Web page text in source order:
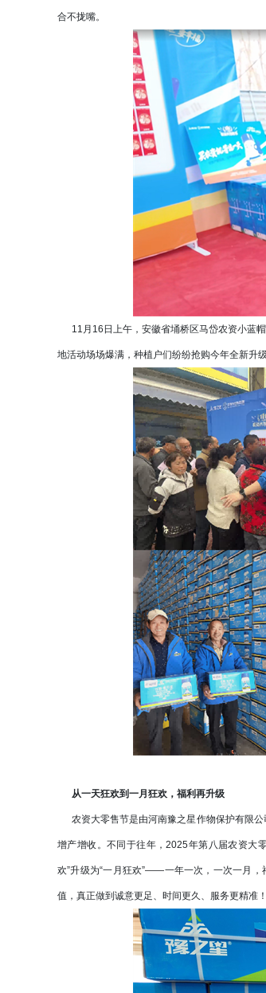
合不拢嘴。
11月16日上午，安徽省埇桥区马岱农资小蓝帽
地活动场场爆满，种植户们纷纷抢购今年全新升
从一天狂欢到一月狂欢，福利再升级
农资大零售节是由河南豫之星作物保护有限公
增产增收。不同于往年，2025年第八届农资大
欢”升级为“一月狂欢”——一年一次，一次一月，
值，真正做到诚意更足、时间更久、服务更精准！